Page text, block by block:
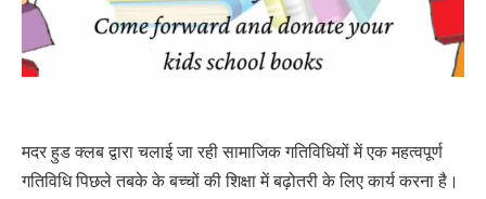
मदर हुड क्लब द्वारा चलाई जा रही सामाजिक गतिविधियों में एक महत्वपूर्ण
गतिविधि पिछले तबके के बच्चों की शिक्षा में बढ़ोतरी के लिए कार्य करना है।